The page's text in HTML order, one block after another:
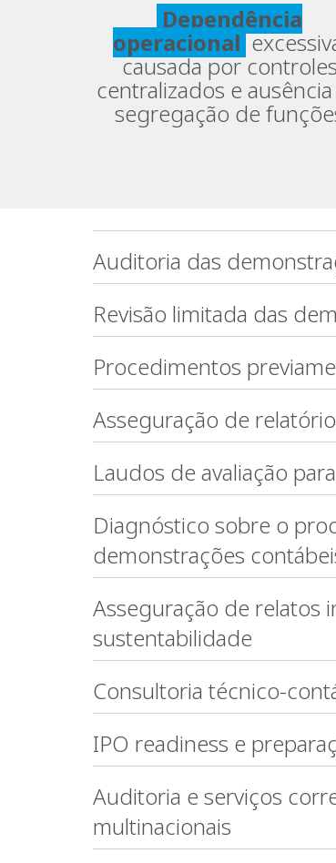
Dependência
operacional
causada por controles
centralizados e
segregação de
Auditoria das
Revisão limitada das
Procedimentos
Asseguração de
Laudos de avaliação
Diagnóstico sobre o
demonstrações
Asseguração de relatos
sustentabilidade
Consultoria técnico-
IPO readiness e
Auditoria e serviços
multinacionais